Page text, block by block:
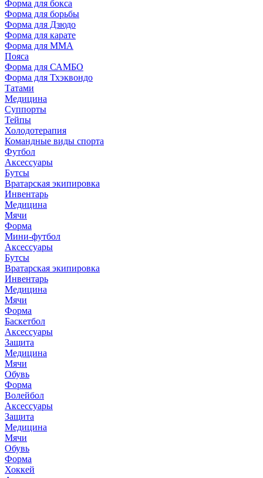
Форма для бокса
Форма для борьбы
Форма для Дзюдо
Форма для карате
Форма для MMA
Пояса
Форма для САМБО
Форма для Тхэквондо
Татами
Медицина
Суппорты
Тейпы
Холодотерапия
Командные виды спорта
Футбол
Аксессуары
Бутсы
Вратарская экипировка
Инвентарь
Медицина
Мячи
Форма
Мини-футбол
Аксессуары
Бутсы
Вратарская экипировка
Инвентарь
Медицина
Мячи
Форма
Баскетбол
Аксессуары
Защита
Медицина
Мячи
Обувь
Форма
Волейбол
Аксессуары
Защита
Медицина
Мячи
Обувь
Форма
Хоккей